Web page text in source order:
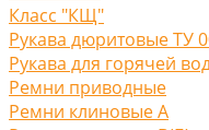
Класс "КЩ"
Рукава дюритовые ТУ
Рукава для горячей
Ремни приводные
Ремни клиновые A